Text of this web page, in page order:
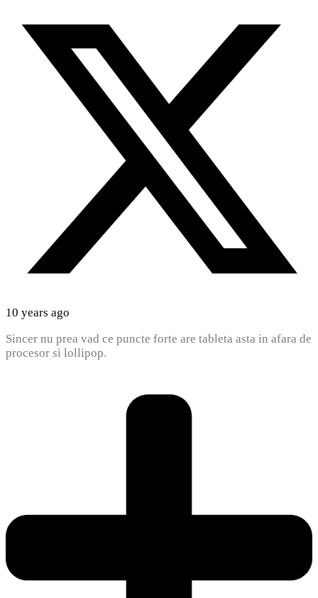
10 years ago
Sincer nu prea vad ce puncte forte are tableta asta in afara de
procesor si lollipop.